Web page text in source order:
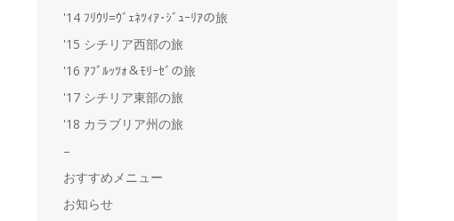
'14 ﾌﾘｳﾘ=ｳﾞｪﾈﾂｨｱ･ｼﾞｭｰﾘｱの旅
'15 シチリア西部の旅
'16 ｱﾌﾞﾙｯﾂｫ＆ﾓﾘｰｾﾞの旅
'17 シチリア東部の旅
'18 カラブリア州の旅
–
おすすめメニュー
お知らせ